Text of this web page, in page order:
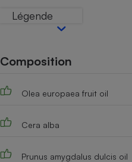
Légende
Composition
Olea europaea fruit oil
Cera alba
Prunus amygdalus dulcis oil